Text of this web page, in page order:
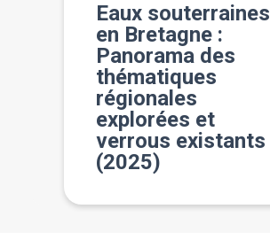
Eaux souterraines
en Bretagne :
Panorama des
thématiques
régionales
explorées et
verrous existants
(2025)